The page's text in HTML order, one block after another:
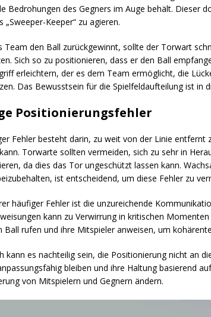
Bedrohungen des Gegners im Auge behält. Dieser
„Sweeper-Keeper“ zu agieren.
Team den Ball zurückgewinnt, sollte der Torwart
Sich so zu positionieren, dass er den Ball
erleichtern, der es dem Team ermöglicht, die
Das Bewusstsein für die Spielfeldaufteilung ist in
Positionierungsfehler
Fehler besteht darin, zu weit von der Linie
Torwarte sollten vermeiden, sich zu sehr in
da dies das Tor ungeschützt lassen kann.
ist entscheidend, um diese Fehler zu
häufiger Fehler ist die unzureichende
kann zu Verwirrung in kritischen
Ball rufen und ihre Mitspieler anweisen, um
kann es nachteilig sein, die Positionierung nicht an
bleiben und ihre Haltung basierend
von Mitspielern und Gegnern ändern.